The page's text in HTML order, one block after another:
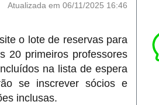
Atualizada em 06/11/2025 16:46
o lote de reservas para
20 primeiros professores
na lista de espera
se inscrever sócios e
inclusas.